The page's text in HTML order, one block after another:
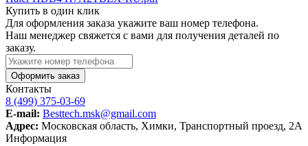
Купить в один клик
Для оформления заказа укажите ваш номер телефона.
Наш менеджер свяжется с вами для получения деталей по
заказу.
Оформить заказ
Контакты
8 (499) 375-03-69
E-mail: Besttech.msk@gmail.com
Адрес: Московская область, Химки, Транспортный проезд, 2А
Информация